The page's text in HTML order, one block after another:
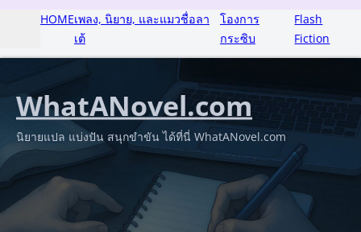
HOMEเพลง, นิยาย, และแมวชื่อลา
เต้
โองการ
กระซิบ
Flash
Fiction
WhatANovel.com
นิยายแปล แบ่งปัน สนุกขำขัน ได้ที่นี่ WhatANovel.com